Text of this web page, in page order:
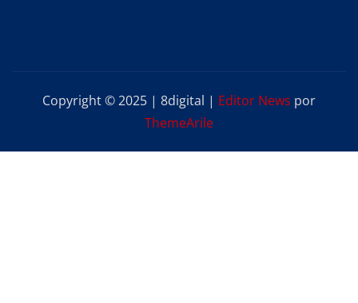
Copyright © 2025 | 8digital | Editor News por
ThemeArile